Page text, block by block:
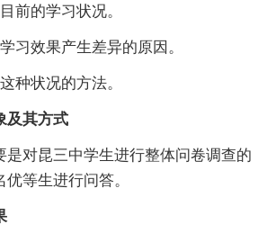
的学习状况。
效果产生差异的原因。
状况的方法。
其方式
对昆三中学生进行整体问卷调查的
等生进行问答。